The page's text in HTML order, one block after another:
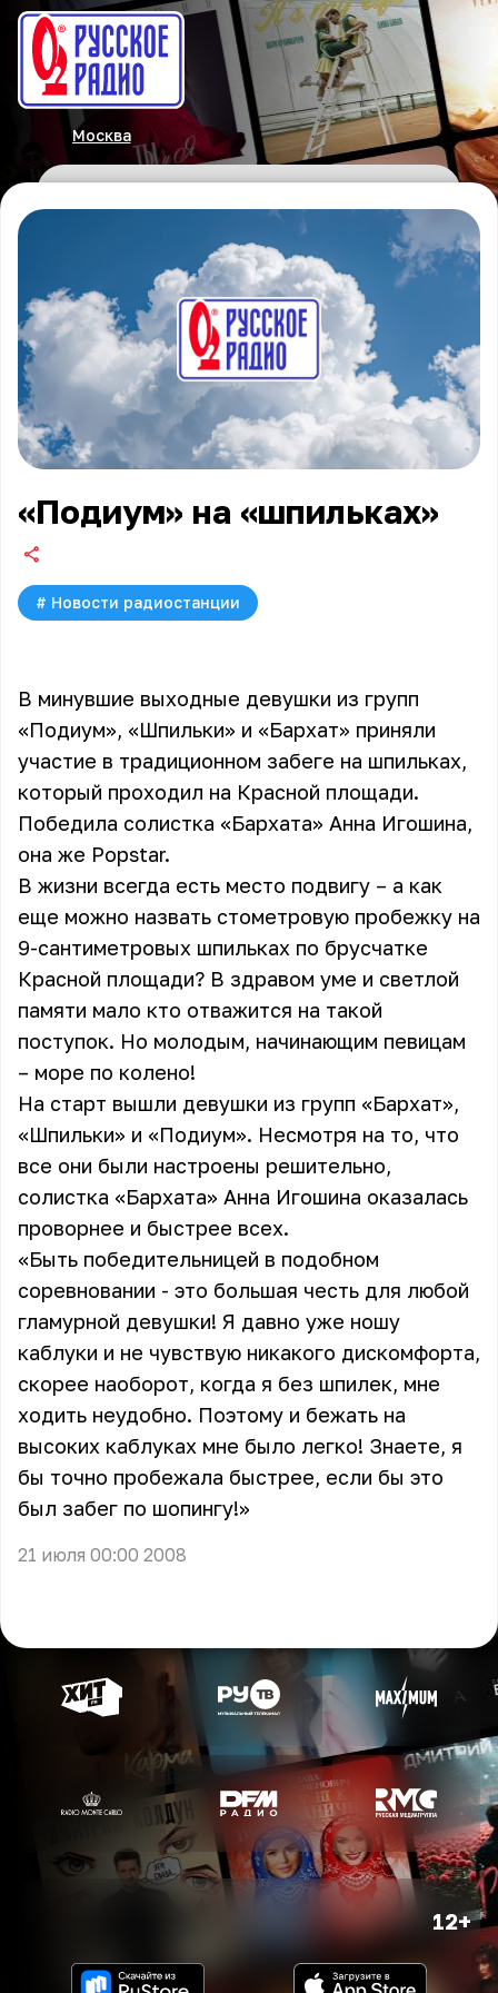
Москва
«Подиум» на «шпильках»
# Новости радиостанции
В минувшие выходные девушки из групп
«Подиум», «Шпильки» и «Бархат» приняли
участие в традиционном забеге на шпильках,
который проходил на Красной площади.
Победила солистка «Бархата» Анна Игошина,
она же Popstar.
В жизни всегда есть место подвигу – а как
еще можно назвать стометровую пробежку на
9-сантиметровых шпильках по брусчатке
Красной площади? В здравом уме и светлой
памяти мало кто отважится на такой
поступок. Но молодым, начинающим певицам
– море по колено!
На старт вышли девушки из групп «Бархат»,
«Шпильки» и «Подиум». Несмотря на то, что
все они были настроены решительно,
солистка «Бархата» Анна Игошина оказалась
проворнее и быстрее всех.
«Быть победительницей в подобном
соревновании - это большая честь для любой
гламурной девушки! Я давно уже ношу
каблуки и не чувствую никакого дискомфорта,
скорее наоборот, когда я без шпилек, мне
ходить неудобно. Поэтому и бежать на
высоких каблуках мне было легко! Знаете, я
бы точно пробежала быстрее, если бы это
был забег по шопингу!»
21 июля 00:00 2008
12+